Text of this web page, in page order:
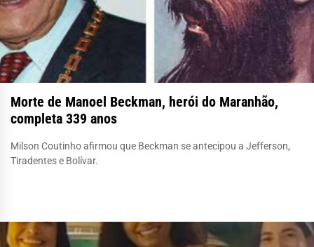
Morte de Manoel Beckman, herói do Maranhão,
completa 339 anos
Milson Coutinho afirmou que Beckman se antecipou a Jefferson,
Tiradentes e Bolívar.